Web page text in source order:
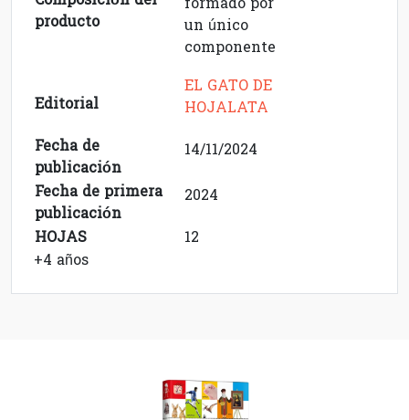
producto
un único
componente
Editorial
EL GATO DE
HOJALATA
Fecha de
publicación
14/11/2024
Fecha de primera
publicación
2024
HOJAS
12
+4 años